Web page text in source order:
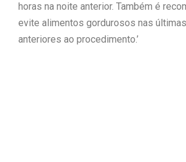
horas na noite anterior. Também é
evite alimentos gordurosos nas
anteriores ao procedimento.’